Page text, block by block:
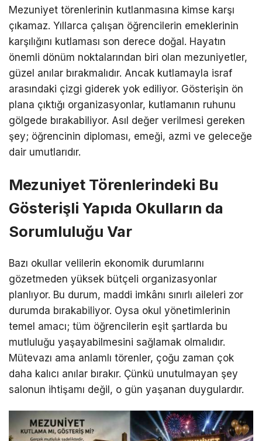
Mezuniyet törenlerinin kutlanmasına kimse karşı
çıkamaz. Yıllarca çalışan öğrencilerin emeklerinin
karşılığını kutlaması son derece doğal. Hayatın
önemli dönüm noktalarından biri olan mezuniyetler,
güzel anılar bırakmalıdır. Ancak kutlamayla israf
arasındaki çizgi giderek yok ediliyor. Gösterişin ön
plana çıktığı organizasyonlar, kutlamanın ruhunu
gölgede bırakabiliyor. Asıl değer verilmesi gereken
şey; öğrencinin diploması, emeği, azmi ve geleceğe
dair umutlarıdır.
Mezuniyet Törenlerindeki Bu
Gösterişli Yapıda Okulların da
Sorumluluğu Var
Bazı okullar velilerin ekonomik durumlarını
gözetmeden yüksek bütçeli organizasyonlar
planlıyor. Bu durum, maddi imkânı sınırlı aileleri zor
durumda bırakabiliyor. Oysa okul yönetimlerinin
temel amacı; tüm öğrencilerin eşit şartlarda bu
mutluluğu yaşayabilmesini sağlamak olmalıdır.
Mütevazı ama anlamlı törenler, çoğu zaman çok
daha kalıcı anılar bırakır. Çünkü unutulmayan şey
salonun ihtişamı değil, o gün yaşanan duygulardır.